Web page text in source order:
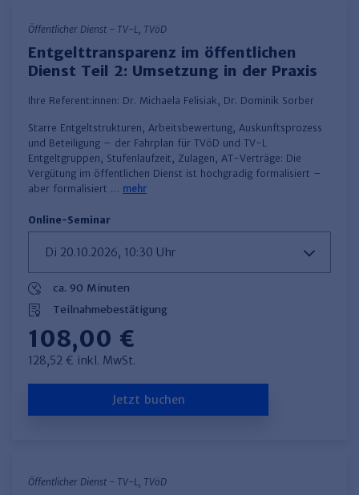
Öffentlicher Dienst - TV-L, TVöD
Entgelttransparenz im öffentlichen
Dienst Teil 2: Umsetzung in der Praxis
Ihre Referent:innen: Dr. Michaela Felisiak, Dr. Dominik Sorber
Starre Entgeltstrukturen, Arbeitsbewertung, Auskunftsprozess
und Beteiligung – der Fahrplan für TVöD und TV-L
Entgeltgruppen, Stufenlaufzeit, Zulagen, AT-Verträge: Die
Vergütung im öffentlichen Dienst ist hochgradig formalisiert –
aber formalisiert … mehr
Online-Seminar
ca. 90 Minuten
Teilnahmebestätigung
108,00 €
128,52 € inkl. MwSt.
Jetzt buchen
Öffentlicher Dienst - TV-L, TVöD